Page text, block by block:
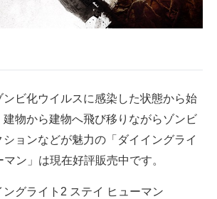
ビ化ウイルスに感染した状態から始
建物から建物へ飛び移りながらゾンビ
ョンなどが魅力の「ダイイングライ
マン」は現在好評販売中です。
ングライト2 ステイ ヒューマン